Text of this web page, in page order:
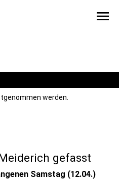
menu
werden.
gefasst
Samstag (12.04.)